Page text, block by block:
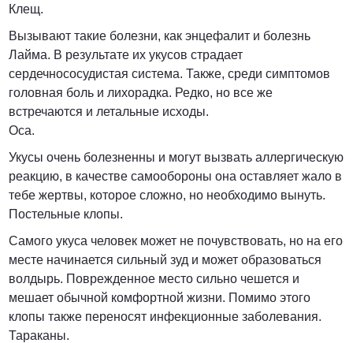
Клещ.
Вызывают такие болезни, как энцефалит и болезнь
Лайма. В результате их укусов страдает
сердечнососудистая система. Также, среди симптомов
головная боль и лихорадка. Редко, но все же
встречаются и летальные исходы.
Оса.
Укусы очень болезненны и могут вызвать аллергическую
реакцию, в качестве самообороны она оставляет жало в
тебе жертвы, которое сложно, но необходимо вынуть.
Постельные клопы.
Самого укуса человек может не почувствовать, но на его
месте начинается сильный зуд и может образоваться
волдырь. Поврежденное место сильно чешется и
мешает обычной комфортной жизни. Помимо этого
клопы также переносят инфекционные заболевания.
Тараканы.